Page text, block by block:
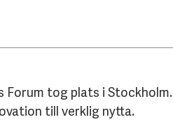
Forum tog plats i Stockholm.
till verklig nytta.